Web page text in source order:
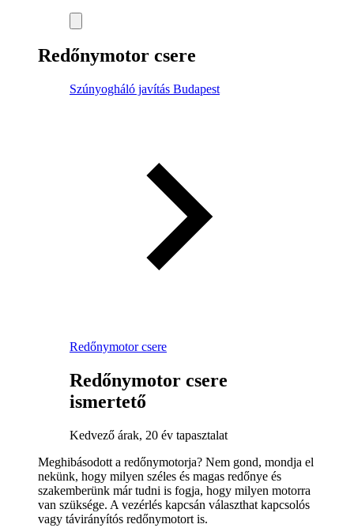
Redőnymotor csere
Szúnyogháló javítás Budapest
Redőnymotor csere
Redőnymotor csere
ismertető
Kedvező árak, 20 év tapasztalat
Meghibásodott a redőnymotorja? Nem gond, mondja el
nekünk, hogy milyen széles és magas redőnye és
szakemberünk már tudni is fogja, hogy milyen motorra
van szüksége. A vezérlés kapcsán választhat kapcsolós
vagy távirányítós redőnymotort is.